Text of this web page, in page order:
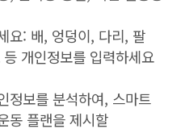
요: 배, 엉덩이, 다리, 팔
개인정보를 입력하세요
정보를 분석하여, 스마트
동 플랜을 제시할